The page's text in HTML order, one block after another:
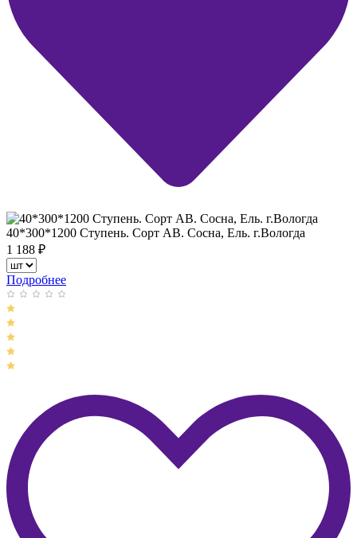
40*300*1200 Ступень. Сорт АВ. Сосна, Ель. г.Вологда
1 188 ₽
Подробнее